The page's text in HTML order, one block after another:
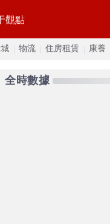
觀點
物流 住房租賃 康養
全時數據